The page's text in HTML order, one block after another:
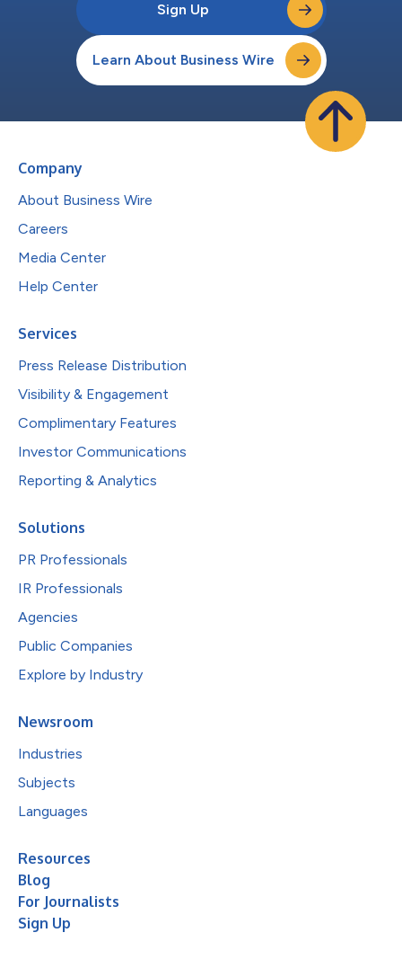
Sign Up
Learn About Business Wire
Company
About Business Wire
Careers
Media Center
Help Center
Services
Press Release Distribution
Visibility & Engagement
Complimentary Features
Investor Communications
Reporting & Analytics
Solutions
PR Professionals
IR Professionals
Agencies
Public Companies
Explore by Industry
Newsroom
Industries
Subjects
Languages
Resources
Blog
For Journalists
Sign Up